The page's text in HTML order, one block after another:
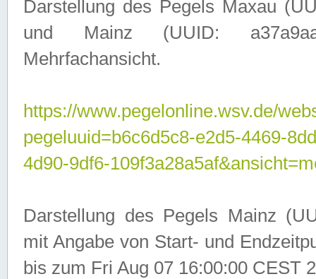
Darstellung des Pegels Maxau
und Mainz (UUID:
Mehrfachansicht.
https://www.pegelonline.wsv.de/
pegeluuid=b6c6d5c8-e2d5-4469-
4d90-9df6-
Darstellung des Pegels Mainz
mit Angabe von Start- und
bis zum Fri Aug 07 16:00:00 CEST